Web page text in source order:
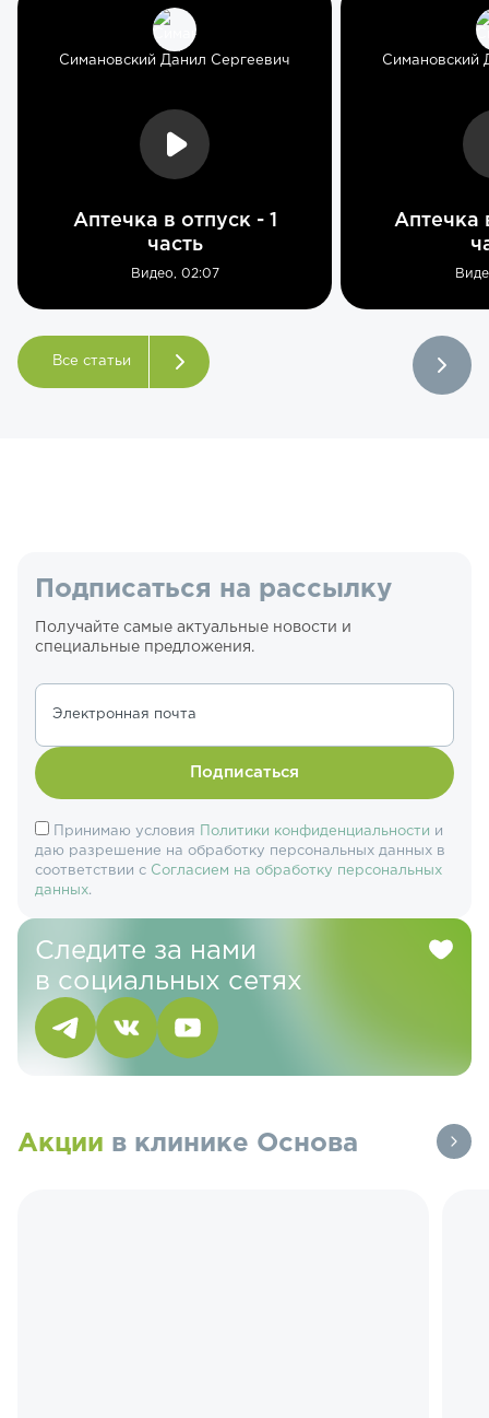
Симановский Данил Сергеевич
Аптечка в отпуск - 1
часть
Видео, 02:07
Симановский
Аптечка
Все статьи
Подписаться на рассылку
Получайте самые актуальные новости и
специальные предложения.
Электронная почта
Подписаться
Принимаю условия Политики конфиденциальности и
даю разрешение на обработку персональных данных в
соответствии с Согласием на обработку персональных
данных.
Следите за нами
в социальных сетях
Акции в клинике Основа